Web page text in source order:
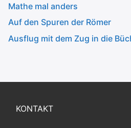
Mathe mal anders
Auf den Spuren der Römer
Ausflug mit dem Zug in die
KONTAKT